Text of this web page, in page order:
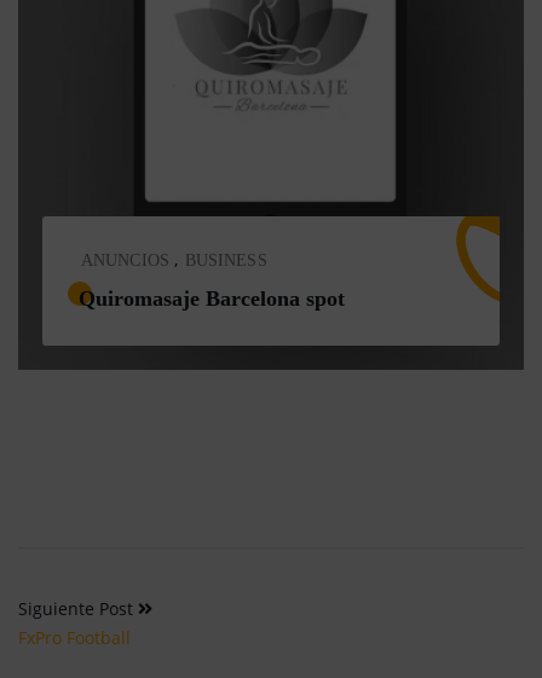
ANUNCIOS , BUSINESS
Quiromasaje Barcelona spot
Siguiente Post
FxPro Football